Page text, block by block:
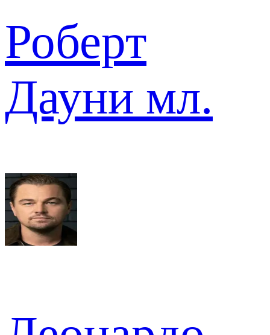
Роберт
Дауни мл.